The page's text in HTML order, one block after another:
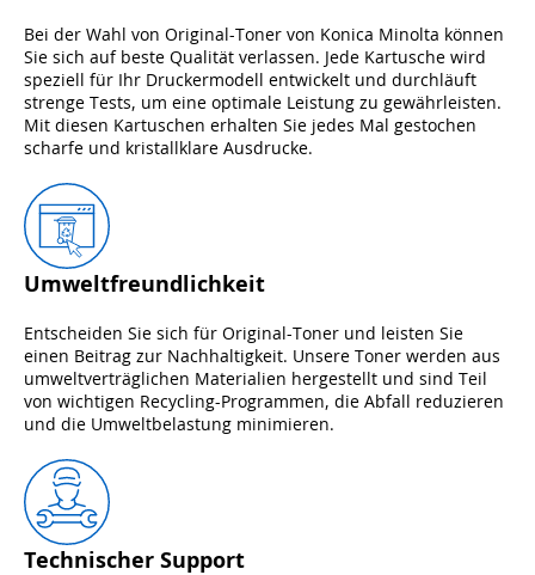
Bei der Wahl von Original-Toner von Konica Minolta können
Sie sich auf beste Qualität verlassen. Jede Kartusche wird
speziell für Ihr Druckermodell entwickelt und durchläuft
strenge Tests, um eine optimale Leistung zu gewährleisten.
Mit diesen Kartuschen erhalten Sie jedes Mal gestochen
scharfe und kristallklare Ausdrucke.
Umweltfreundlichkeit
Entscheiden Sie sich für Original-Toner und leisten Sie
einen Beitrag zur Nachhaltigkeit. Unsere Toner werden aus
umweltverträglichen Materialien hergestellt und sind Teil
von wichtigen Recycling-Programmen, die Abfall reduzieren
und die Umweltbelastung minimieren.
Technischer Support